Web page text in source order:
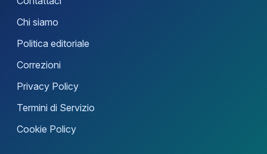
Chi siamo
Politica editoriale
Correzioni
Privacy Policy
Termini di Servizio
Cookie Policy